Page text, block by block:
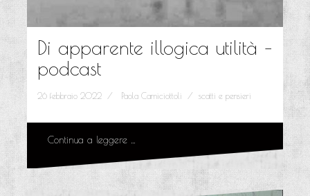
Di apparente illogica utilità –
podcast
26 febbraio 2022 Paola Camiciottoli scatti e pensieri
Continua a leggere …